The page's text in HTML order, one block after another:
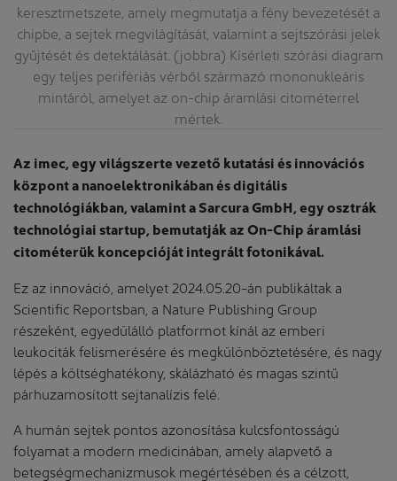
keresztmetszete, amely megmutatja a fény bevezetését a
chipbe, a sejtek megvilágítását, valamint a sejtszórási jelek
gyűjtését és detektálását. (jobbra) Kísérleti szórási diagram
egy teljes perifériás vérből származó mononukleáris
mintáról, amelyet az on-chip áramlási citométerrel
mértek.
Az imec, egy világszerte vezető kutatási és innovációs
központ a nanoelektronikában és digitális
technológiákban, valamint a Sarcura GmbH, egy osztrák
technológiai startup, bemutatják az On-Chip áramlási
citométerük koncepcióját integrált fotonikával.
Ez az innováció, amelyet 2024.05.20-án publikáltak a
Scientific Reportsban, a Nature Publishing Group
részeként, egyedülálló platformot kínál az emberi
leukociták felismerésére és megkülönböztetésére, és nagy
lépés a költséghatékony, skálázható és magas szintű
párhuzamosított sejtanalízis felé.
A humán sejtek pontos azonosítása kulcsfontosságú
folyamat a modern medicinában, amely alapvető a
betegségmechanizmusok megértésében és a célzott,